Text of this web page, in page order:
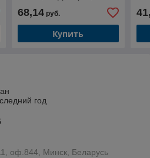
68,14руб.
Купить
год
оф.844, Минск, Беларусь